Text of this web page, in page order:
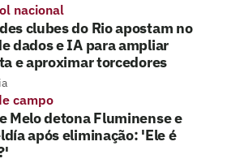
nacional
clubes do Rio apostam no
dados e IA para ampliar
e aproximar torcedores
campo
Melo detona Fluminense e
após eliminação: 'Ele é